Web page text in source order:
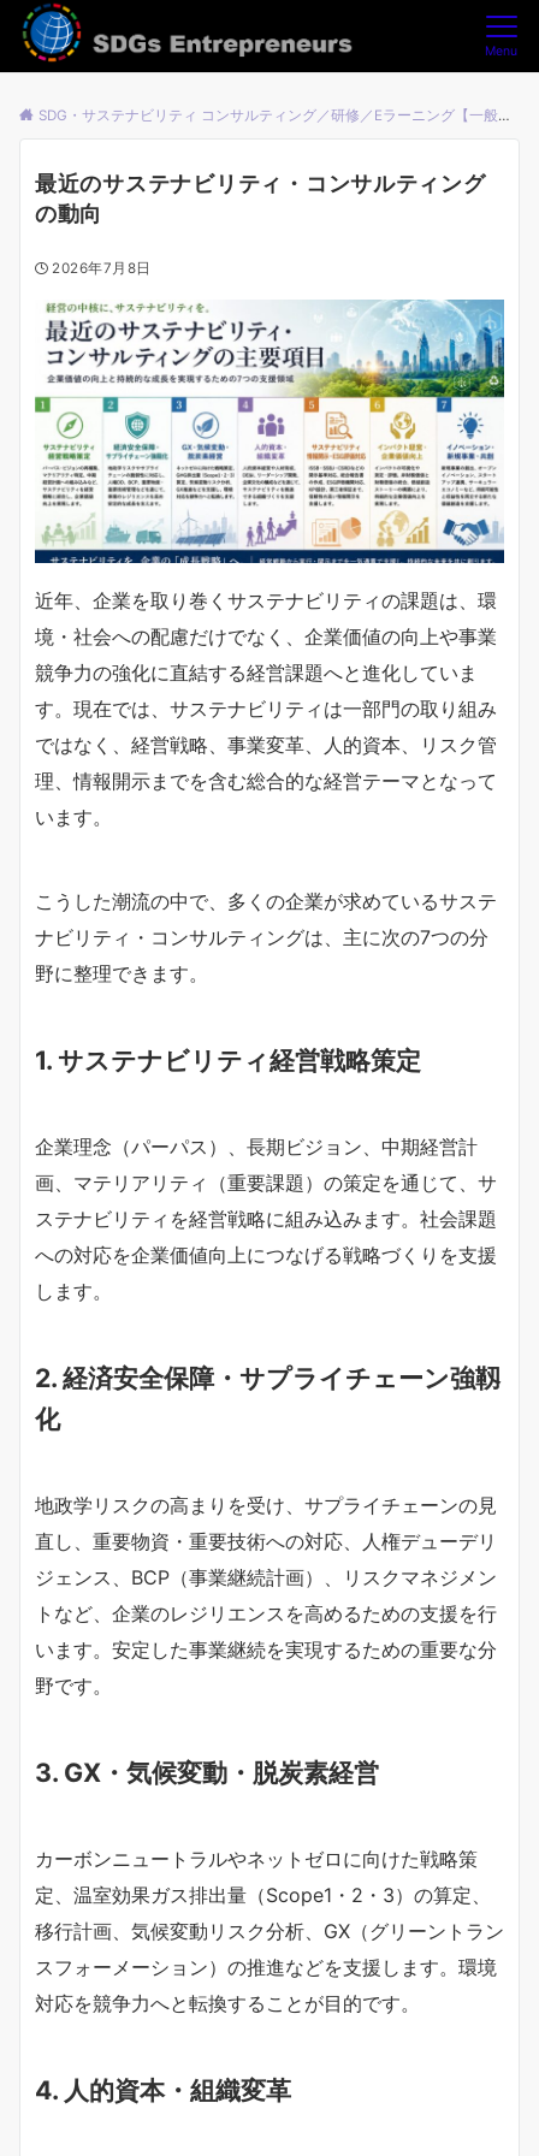
Menu
SDG・サステナビリティ コンサルティング／研修／Eラーニング【一般社団法人SDGsアントレプレナーズ】
最近のサステナビリティ・コンサルティング
の動向
2026年7月8日
近年、企業を取り巻くサステナビリティの課題は、環
境・社会への配慮だけでなく、企業価値の向上や事業
競争力の強化に直結する経営課題へと進化していま
す。現在では、サステナビリティは一部門の取り組み
ではなく、経営戦略、事業変革、人的資本、リスク管
理、情報開示までを含む総合的な経営テーマとなって
います。
こうした潮流の中で、多くの企業が求めているサステ
ナビリティ・コンサルティングは、主に次の7つの分
野に整理できます。
1. サステナビリティ経営戦略策定
企業理念（パーパス）、長期ビジョン、中期経営計
画、マテリアリティ（重要課題）の策定を通じて、サ
ステナビリティを経営戦略に組み込みます。社会課題
への対応を企業価値向上につなげる戦略づくりを支援
します。
2. 経済安全保障・サプライチェーン強靱
化
地政学リスクの高まりを受け、サプライチェーンの見
直し、重要物資・重要技術への対応、人権デューデリ
ジェンス、BCP（事業継続計画）、リスクマネジメン
トなど、企業のレジリエンスを高めるための支援を行
います。安定した事業継続を実現するための重要な分
野です。
3. GX・気候変動・脱炭素経営
カーボンニュートラルやネットゼロに向けた戦略策
定、温室効果ガス排出量（Scope1・2・3）の算定、
移行計画、気候変動リスク分析、GX（グリーントラン
スフォーメーション）の推進などを支援します。環境
対応を競争力へと転換することが目的です。
4. 人的資本・組織変革